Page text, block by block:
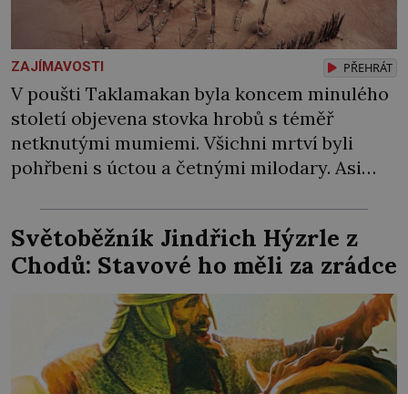
ZAJÍMAVOSTI PŘEHRÁT
V poušti Taklamakan byla koncem minulého
století objevena stovka hrobů s téměř
netknutými mumiemi. Všichni mrtví byli
pohřbeni s úctou a četnými milodary. Asi
chlapečka s modrou filcovou čapkou, z níž se
draly blonďaté vlásky. Fakt, že jsou těla
dávných lidí nesmírně dobře zachovalá,
přičítají odborníci zdejším klimatickým
podmínkám. Sucho, prosolené písky a
extrémně […]
Světoběžník Jindřich Hýzrle z
Chodů: Stavové ho měli za zrádce